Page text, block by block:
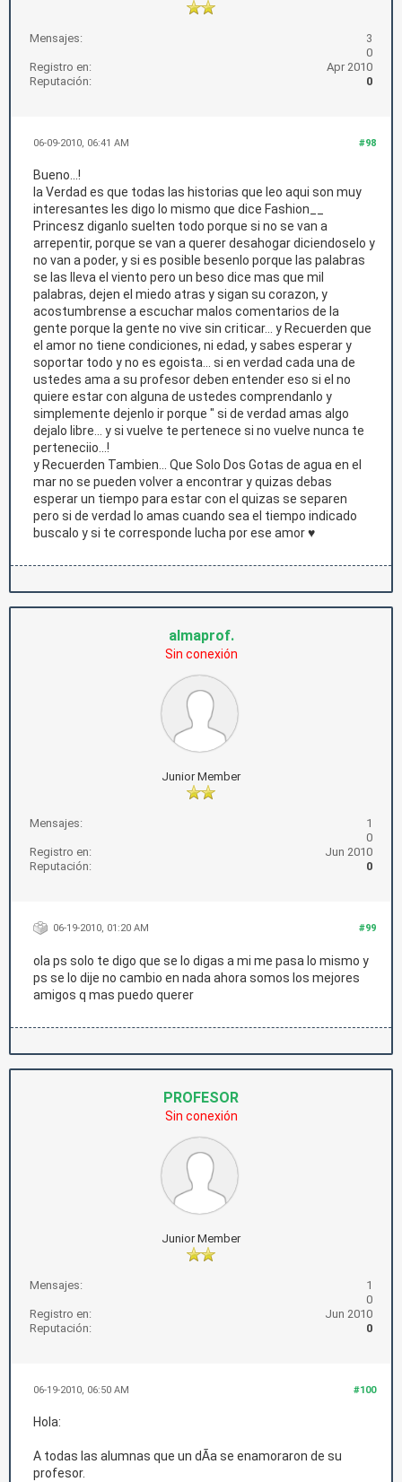
Mensajes:
3
0
Registro en:
Apr 2010
Reputación:
0
#98
06-09-2010, 06:41 AM
Bueno...!
la Verdad es que todas las historias que leo aqui son muy
interesantes les digo lo mismo que dice Fashion__
Princesz diganlo suelten todo porque si no se van a
arrepentir, porque se van a querer desahogar diciendoselo y
no van a poder, y si es posible besenlo porque las palabras
se las lleva el viento pero un beso dice mas que mil
palabras, dejen el miedo atras y sigan su corazon, y
acostumbrense a escuchar malos comentarios de la
gente porque la gente no vive sin criticar... y Recuerden que
el amor no tiene condiciones, ni edad, y sabes esperar y
soportar todo y no es egoista... si en verdad cada una de
ustedes ama a su profesor deben entender eso si el no
quiere estar con alguna de ustedes comprendanlo y
simplemente dejenlo ir porque " si de verdad amas algo
dejalo libre... y si vuelve te pertenece si no vuelve nunca te
perteneciio...!
y Recuerden Tambien... Que Solo Dos Gotas de agua en el
mar no se pueden volver a encontrar y quizas debas
esperar un tiempo para estar con el quizas se separen
pero si de verdad lo amas cuando sea el tiempo indicado
buscalo y si te corresponde lucha por ese amor ♥
almaprof.
Sin conexión
Junior Member
Mensajes:
1
0
Registro en:
Jun 2010
Reputación:
0
#99
06-19-2010, 01:20 AM
ola ps solo te digo que se lo digas a mi me pasa lo mismo y
ps se lo dije no cambio en nada ahora somos los mejores
amigos q mas puedo querer
PROFESOR
Sin conexión
Junior Member
Mensajes:
1
0
Registro en:
Jun 2010
Reputación:
0
#100
06-19-2010, 06:50 AM
Hola:
A todas las alumnas que un dÃ­a se enamoraron de su
profesor.